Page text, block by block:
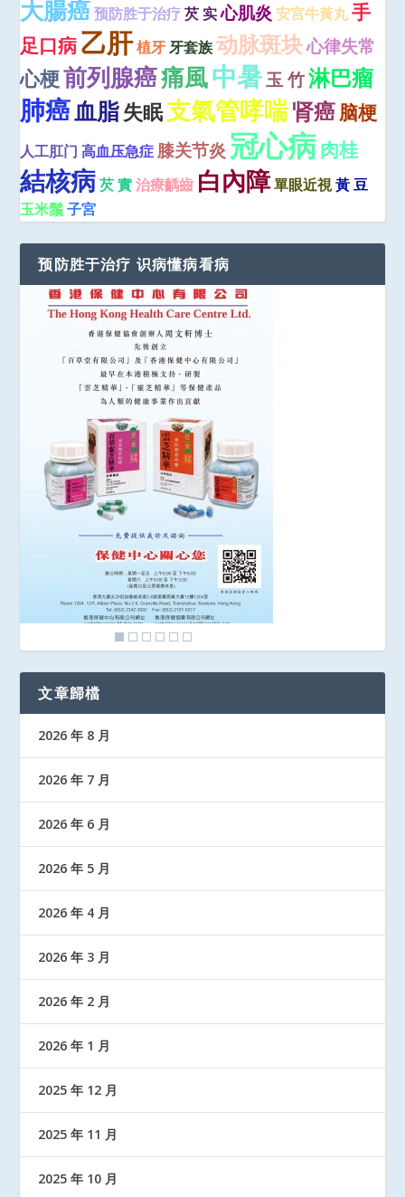
大腸癌 预防胜于治疗 芡 实 心肌炎 安宮牛黃丸 手
足口病乙肝植牙 牙套族 动脉斑块心律失常
心梗前列腺癌痛風中暑玉 竹淋巴瘤
肺癌血脂失眠支氣管哮喘肾癌脑梗
人工肛门 高血压急症 膝关节炎 冠心病肉桂
結核病 芡 實 治療齲齒 白內障單眼近視黃 豆
玉米鬚 子宮
预防胜于治疗 识病懂病看病
文章歸檔
2026 年 8 月
2026 年 7 月
2026 年 6 月
2026 年 5 月
2026 年 4 月
2026 年 3 月
2026 年 2 月
2026 年 1 月
2025 年 12 月
2025 年 11 月
2025 年 10 月